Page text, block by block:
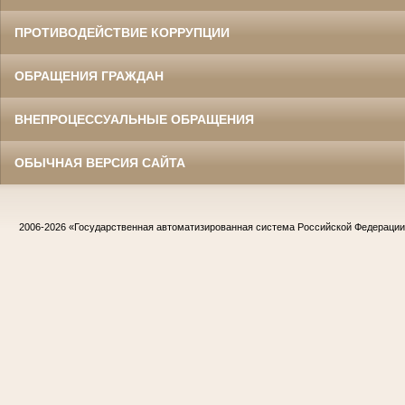
ПРОТИВОДЕЙСТВИЕ КОРРУПЦИИ
ОБРАЩЕНИЯ ГРАЖДАН
ВНЕПРОЦЕССУАЛЬНЫЕ ОБРАЩЕНИЯ
ОБЫЧНАЯ ВЕРСИЯ САЙТА
2006-2026 «Государственная автоматизированная система Российской